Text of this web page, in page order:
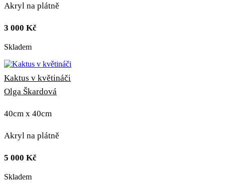
Akryl na plátně
3 000 Kč
Skladem
Kaktus v květináči
Olga Škardová
40cm x 40cm
Akryl na plátně
5 000 Kč
Skladem